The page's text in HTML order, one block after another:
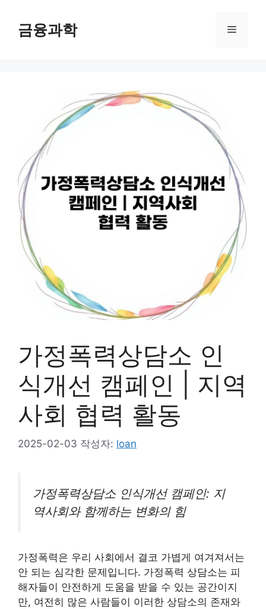
금융과학 메
가정폭력상담소 인
식개선 캠페인 | 지역
사회 협력 활동
2025-02-03 작성자: loan
가정폭력상담소 인식개선 캠페인: 지
역사회와 함께하는 변화의 힘
가정폭력은 우리 사회에서 결코 가볍게 여겨져서는
안 되는 심각한 문제입니다. 가정폭력 상담소는 피
해자들이 안전하게 도움을 받을 수 있는 공간이지
만, 여전히 많은 사람들이 이러한 상담소의 존재와